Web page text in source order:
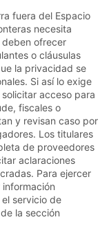
fuera del Espacio
necesita
ofrecer
o cláusulas
la privacidad se
Si así lo exige
acceso para
fiscales o
y revisan caso por
Los titulares
de proveedores
aclaraciones
Para ejercer
servicio de
la sección